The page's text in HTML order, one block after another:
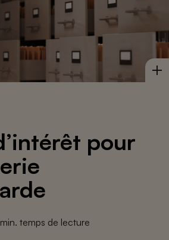
pour
min. temps de lecture